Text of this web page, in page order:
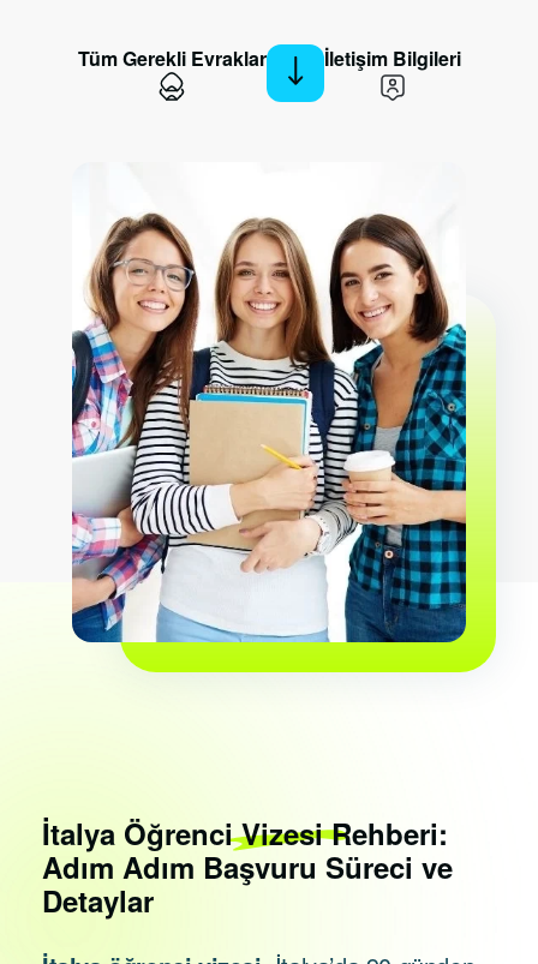
Tüm Gerekli Evraklar İletişim Bilgileri
İtalya Öğrenci Vizesi Rehberi:
Adım Adım Başvuru Süreci ve
Detaylar